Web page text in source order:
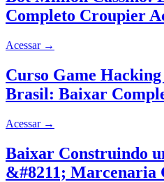
Completo Croupier
Acessar →
Curso Game
Brasil: Baixar
Acessar →
Baixar Construindo
&#8211; Marcenaria